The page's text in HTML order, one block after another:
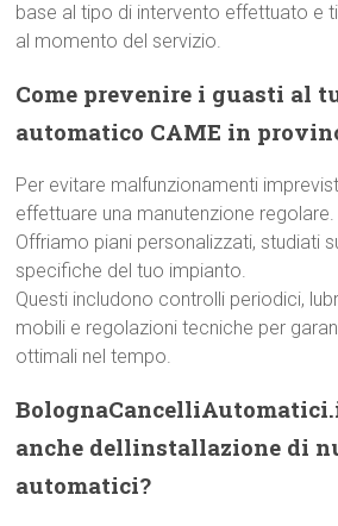
base al tipo di intervento effettuato e
al momento del servizio.
Come prevenire i guasti al
automatico CAME in
Per evitare malfunzionamenti
effettuare una manutenzione regolare.
Offriamo piani personalizzati, studiati
specifiche del tuo impianto.
Questi includono controlli periodici,
mobili e regolazioni tecniche per
ottimali nel tempo.
anche dellinstallazione di
automatici?